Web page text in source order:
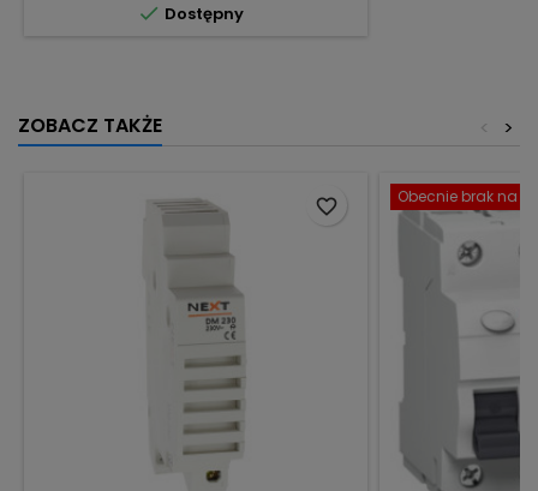
 Dostępny
ZOBACZ TAKŻE >
<
favorite_border Obecnie brak na